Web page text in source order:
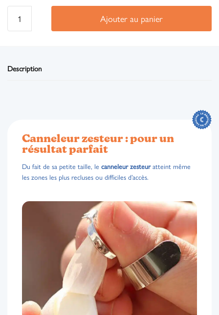
Ajouter au panier
Description
Canneleur zesteur : pour un
résultat parfait
Du fait de sa petite taille, le canneleur zesteuratteint même
les zones les plus recluses ou difficiles d’accès.